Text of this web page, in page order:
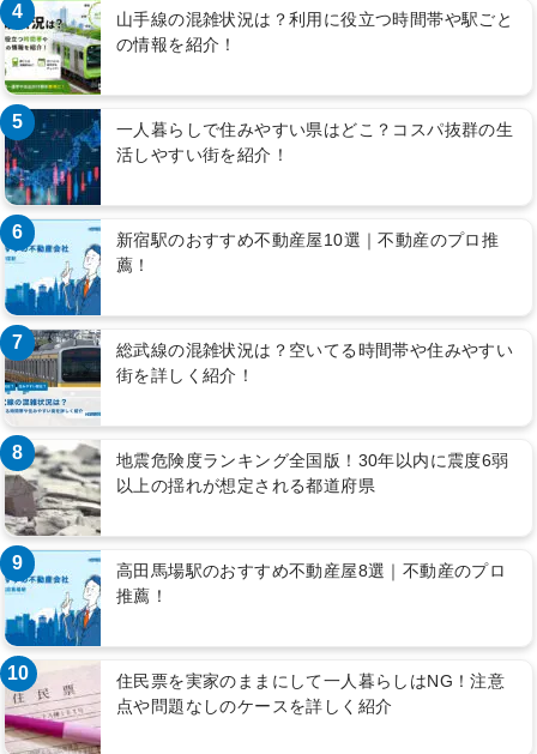
4
山手線の混雑状況は？利用に役立つ時間帯や駅ごと
の情報を紹介！
5
一人暮らしで住みやすい県はどこ？コスパ抜群の生
活しやすい街を紹介！
6
新宿駅のおすすめ不動産屋10選｜不動産のプロ推
薦！
7
総武線の混雑状況は？空いてる時間帯や住みやすい
街を詳しく紹介！
8
地震危険度ランキング全国版！30年以内に震度6弱
以上の揺れが想定される都道府県
9
高田馬場駅のおすすめ不動産屋8選｜不動産のプロ
推薦！
10
住民票を実家のままにして一人暮らしはNG！注意
点や問題なしのケースを詳しく紹介